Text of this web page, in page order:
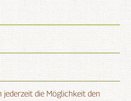
jederzeit die Möglichkeit den